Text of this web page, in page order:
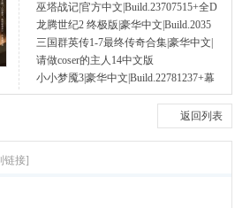
巫塔战记|官方中文|Build.23707515+全D
龙腾世纪2 终极版|豪华中文|Build.2035
三国群英传1-7最终传奇合集|豪华中文|
请做coser的主人14中文版
小小梦魇3|豪华中文|Build.22781237+幕
返回列表
链接]